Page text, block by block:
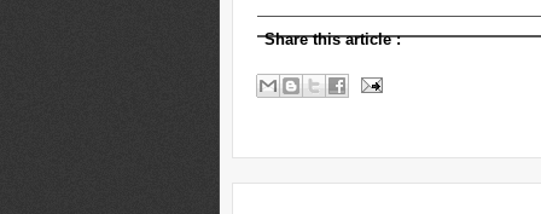
Share this article: